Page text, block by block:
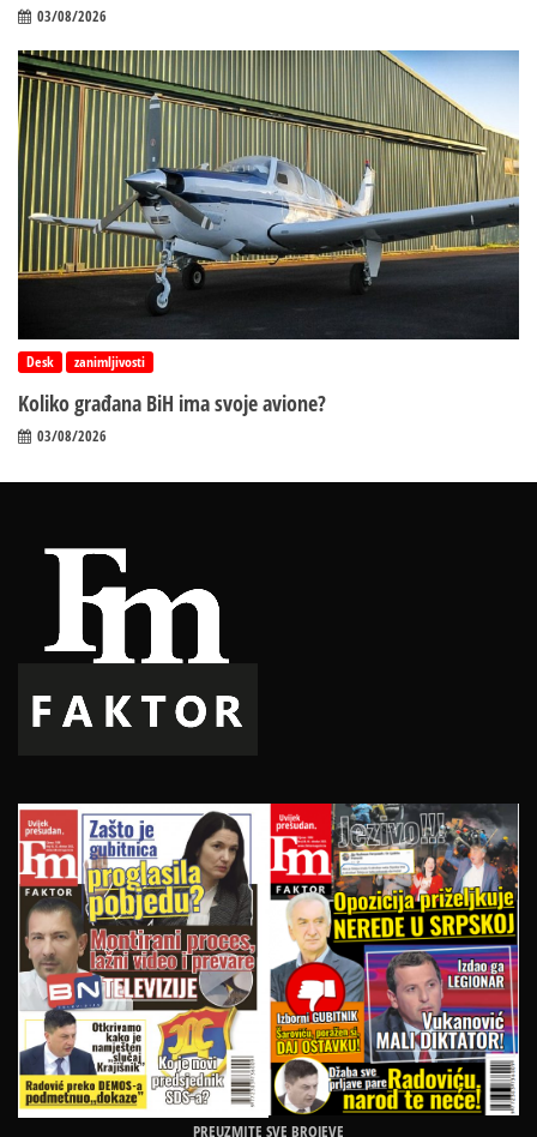
03/08/2026
Desk zanimljivosti
Koliko građana BiH ima svoje avione?
03/08/2026
PREUZMITE SVE BROJEVE